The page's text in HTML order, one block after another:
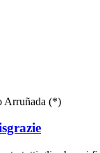
Arruñada (*)